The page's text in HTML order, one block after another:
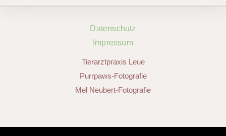
Datenschutz
Impressum
Tierarztpraxis Leue
Purrpaws-Fotografie
Mel Neubert-Fotografie